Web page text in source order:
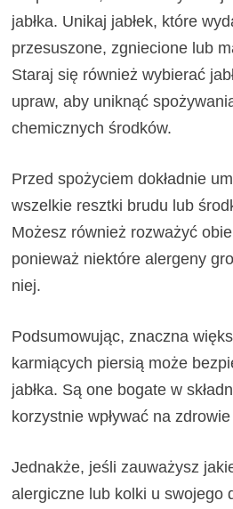
jabłka. Unikaj jabłek, które
przesuszone, zgniecione lub
Staraj się również wybierać
upraw, aby uniknąć
chemicznych środków.
Przed spożyciem dokładnie
wszelkie resztki brudu lub
Możesz również rozważyć
ponieważ niektóre alergeny
niej.
Podsumowując, znaczna
karmiących piersią może
jabłka. Są one bogate w
korzystnie wpływać na
Jednakże, jeśli zauważysz
alergiczne lub kolki u swojego